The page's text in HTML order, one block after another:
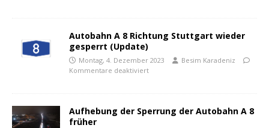
Autobahn A 8 Richtung Stuttgart wieder
gesperrt (Update)
Montag, 4. Dezember 2023
Besim Karadeniz
Kommentare deaktiviert
Aufhebung der Sperrung der Autobahn A 8
früher